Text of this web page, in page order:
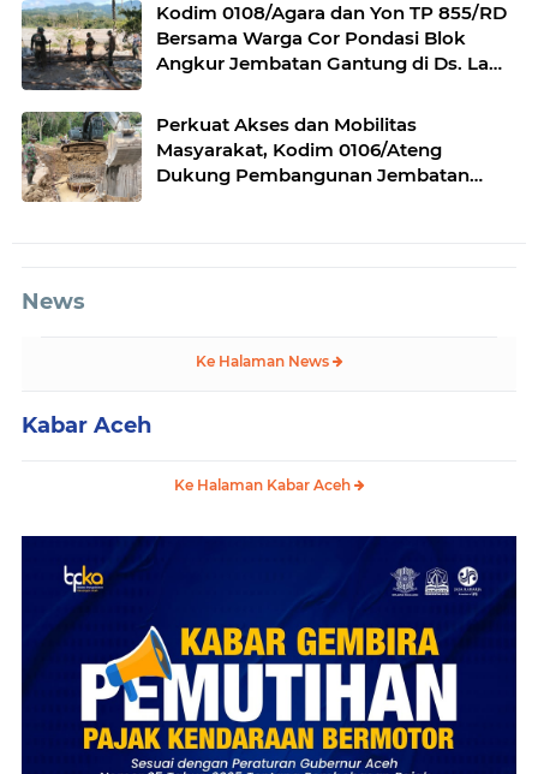
Kodim 0108/Agara dan Yon TP 855/RD
Bersama Warga Cor Pondasi Blok
Angkur Jembatan Gantung di Ds. Lawe
Perkuat Akses dan Mobilitas
Masyarakat, Kodim 0106/Ateng
Dukung Pembangunan Jembatan
News
Ke Halaman News
Kabar Aceh
Ke Halaman Kabar Aceh